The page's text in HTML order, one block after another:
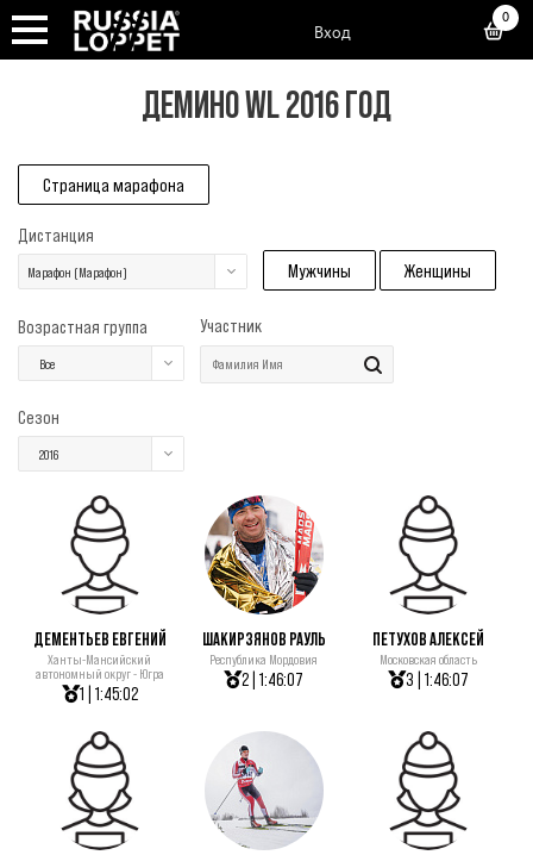
Вход
0
ДЕМИНО WL 2016 ГОД
Страница марафона
Дистанция
Марафон (Марафон) Мужчины Женщины
Возрастная группа
Все
Участник
Сезон
2016
ДЕМЕНТЬЕВ ЕВГЕНИЙ
Ханты-Мансийский
автономный округ - Югра
1 | 1:45:02
ШАКИРЗЯНОВ РАУЛЬ
Республика Мордовия
2 | 1:46:07
ПЕТУХОВ АЛЕКСЕЙ
Московская область
3 | 1:46:07